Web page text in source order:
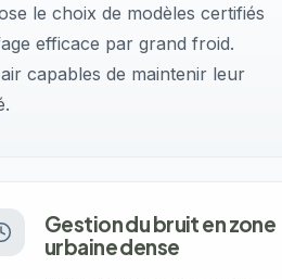
le choix de modèles certifiés
efficace par grand froid.
capables de maintenir leur
Gestion du bruit en zone
urbaine dense